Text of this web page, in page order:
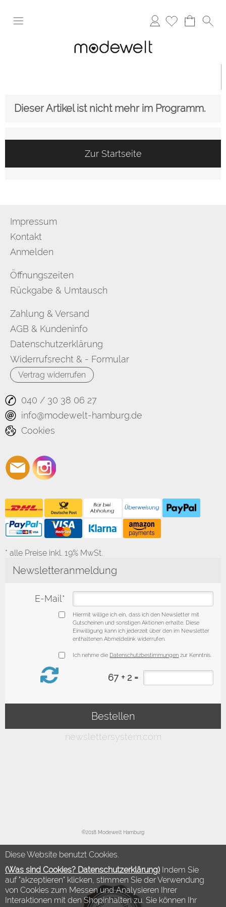
Diese Website benutzt Cookies.
(Was sind Cookies? Datenschutzerklärung) Indem Sie
auf "akzeptieren" klicken, stimmen Sie der Verwendung
von Cookies zum Messen und Analysieren Ihrer
Interaktionen mit den Shopinhalten zu. Sie können Ihr
Anmelden
Dieser Artikel ist nicht mehr im Programm.
Zur Startseite
Impressum
Kontakt
Anmelden
Öffnungszeiten
Rückgabe & Umtausch
Zahlung & Versand
AGB & Kundeninfo
Datenschutzerklärung
Widerrufsrecht & - Formular
Vertrag widerrufen
040 / 30 38 06 27
info@modewelt-hamburg.de
Cookies
* alle Preise inkl. 19% MwSt.
©2018 Modewelt Hamburg